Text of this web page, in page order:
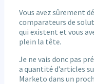
Vous avez sûrement
comparateurs de
qui existent et vous
plein la tête.
Je ne vais donc pas
a quantité d’articles
Marketo dans un